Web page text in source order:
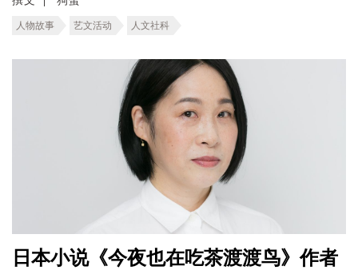
人物故事 艺文活动 人文社科
日本小说《今夜也在吃茶渡渡鸟》作者